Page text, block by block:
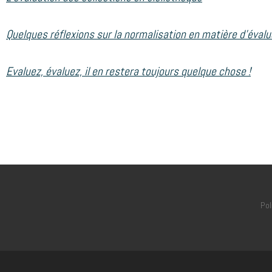
Quelques réflexions sur la normalisation en matière
Evaluez, évaluez, il en restera toujours quelque chose !